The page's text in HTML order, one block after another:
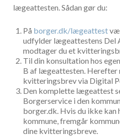
lægeattesten. Sådan gør du:
På borger.dk/lægeattest
udfylder lægeattestens Del
modtager du et
Til din konsultation hos
B af lægeattesten. Herefter
kvitteringsbrev via Digital
Den komplette lægeattest
Borgerservice i den
borger.dk. Hvis du ikke kan
kommune, fremgår
dine kvitteringsbreve.